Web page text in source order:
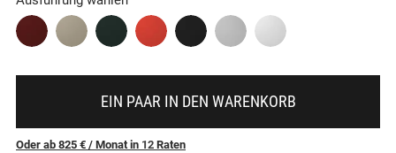
EIN PAAR IN DEN WARENKORB
Oder ab 825 € / Monatin 12 Raten